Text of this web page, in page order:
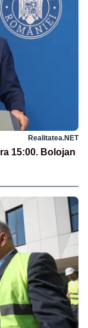
Realitatea.NET
15:00. Bolojan